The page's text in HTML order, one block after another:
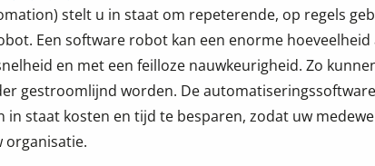
stelt u in staat om repeterende, op regels
Een software robot kan een enorme
en met een feilloze nauwkeurigheid. Zo
gestroomlijnd worden. De
staat kosten en tijd te besparen, zodat uw
organisatie.